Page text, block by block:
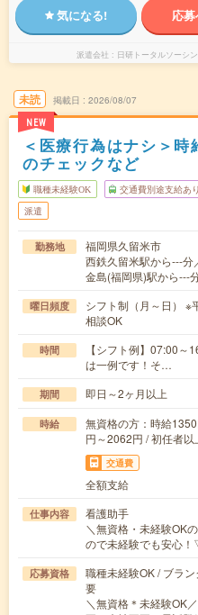
気になる! 応
派遣会社 日研トータルソーシ
未読
NEW
掲載日 2026/08/07
＜医療行為はナシ＞
のチェックなど
職種未経験OK 交通費別途支給あり
派遣
勤務地
福岡県久留米市
西鉄久留米駅から---分
金島(福岡県)駅から---
曜日頻度
シフト制（月～日） ※
相談OK
時間
【シフト例】07:00
は一例です！そ…
期間 即日～2ヶ月以上
時給
無資格の方：時給
円～2062円 / 初任者
交通費
全額支給
仕事内容
看護助手
＼無資格・未経験OK
ので未経験でも安心
応募資格
職種未経験OK / ブラ
要
＼無資格＊未経験OK